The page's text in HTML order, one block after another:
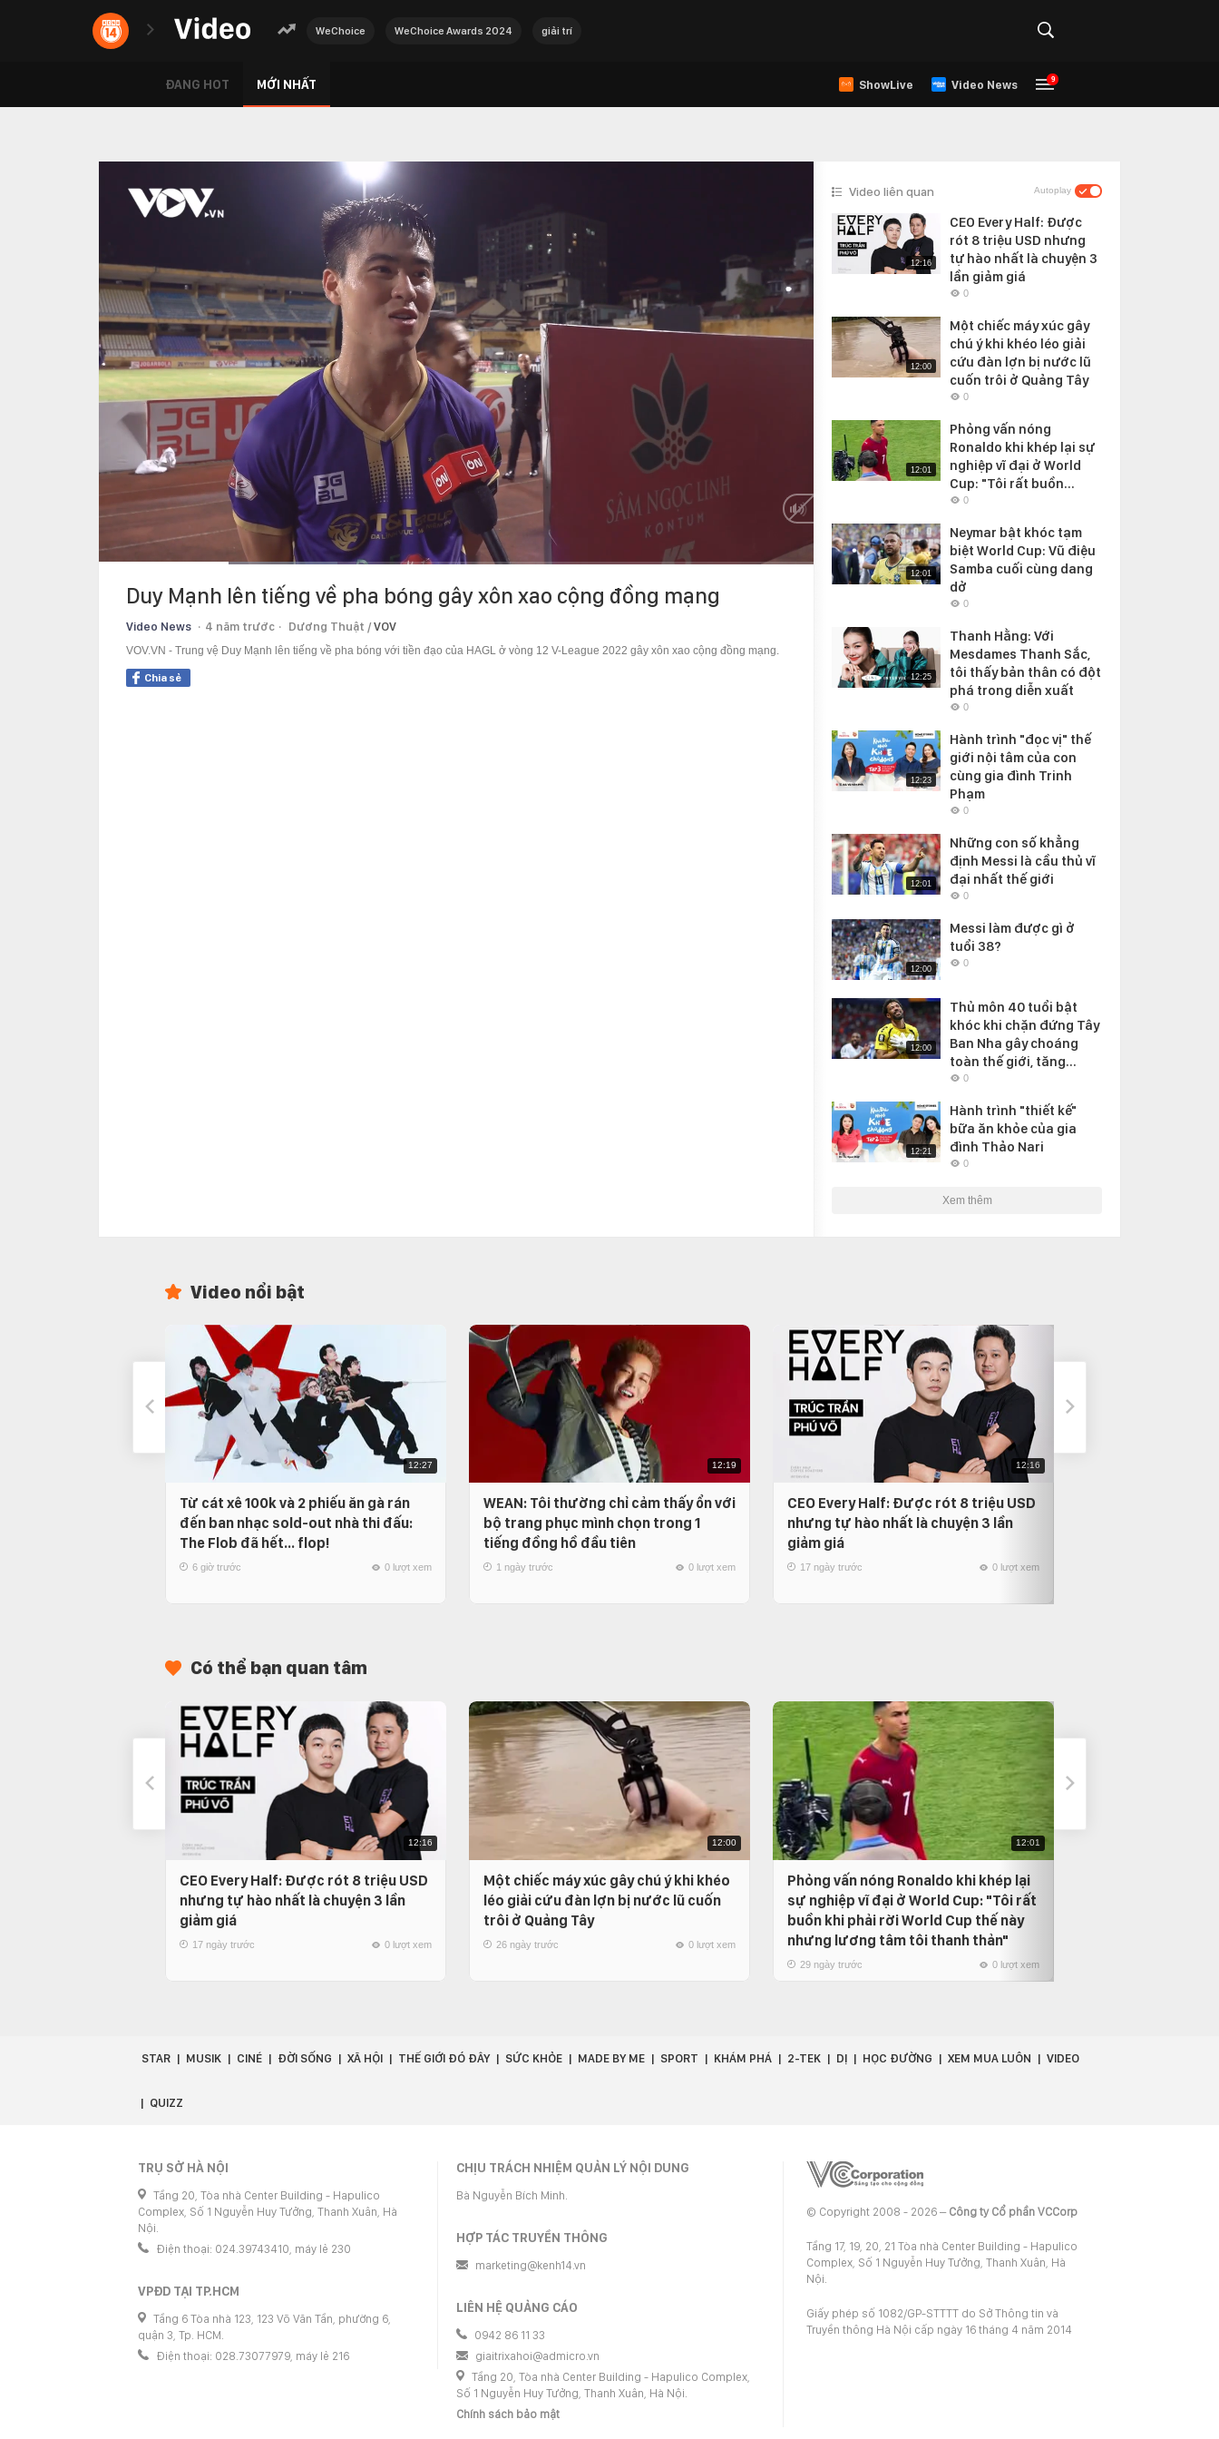
WeChoice WeChoice Awards 2024 giải trí
ĐANG HOT MỚI NHẤT ShowLive Video News 9
Time
Duy Mạnh lên tiếng về pha bóng gây xôn xao cộng đồng mạng
Video News 4 năm trước Dương Thuật /VOV
VOV.VN - Trung vệ Duy Mạnh lên tiếng về pha bóng với tiền đạo của HAGL ở vòng 12 V-League 2022 gây xôn xao cộng đồng mạng.
Chia sẻ
Video liên quan Autoplay
12:16
CEO Every Half: Được
rót 8 triệu USD nhưng
tự hào nhất là chuyện 3
lần giảm giá
0
12:00
Một chiếc máy xúc gây
chú ý khi khéo léo giải
cứu đàn lợn bị nước lũ
cuốn trôi ở Quảng Tây
0
12:01
Phỏng vấn nóng
Ronaldo khi khép lại sự
nghiệp vĩ đại ở World
Cup: "Tôi rất buồn...
0
12:01
Neymar bật khóc tạm
biệt World Cup: Vũ điệu
Samba cuối cùng dang
dở
0
12:25
Thanh Hằng: Với
Mesdames Thanh Sắc,
tôi thấy bản thân có đột
phá trong diễn xuất
0
12:23
Hành trình "đọc vị" thế
giới nội tâm của con
cùng gia đình Trinh
Phạm
0
12:01
Những con số khẳng
định Messi là cầu thủ vĩ
đại nhất thế giới
0
12:00
Messi làm được gì ở
tuổi 38?
0
12:00
Thủ môn 40 tuổi bật
khóc khi chặn đứng Tây
Ban Nha gây choáng
toàn thế giới, tăng...
0
12:21
Hành trình "thiết kế"
bữa ăn khỏe của gia
đình Thảo Nari
0
Xem thêm
Video nổi bật
12:27
Từ cát xê 100k và 2 phiếu ăn gà rán
đến ban nhạc sold-out nhà thi đấu:
The Flob đã hết… flop!
6 giờ trước 0 lượt xem
12:19
WEAN: Tôi thường chỉ cảm thấy ổn với
bộ trang phục mình chọn trong 1
tiếng đồng hồ đầu tiên
1 ngày trước 0 lượt xem
12:16
CEO Every Half: Được rót 8 triệu USD
nhưng tự hào nhất là chuyện 3 lần
giảm giá
17 ngày trước 0 lượt xem
Có thể bạn quan tâm
12:16
CEO Every Half: Được rót 8 triệu USD
nhưng tự hào nhất là chuyện 3 lần
giảm giá
17 ngày trước 0 lượt xem
12:00
Một chiếc máy xúc gây chú ý khi khéo
léo giải cứu đàn lợn bị nước lũ cuốn
trôi ở Quảng Tây
26 ngày trước 0 lượt xem
12:01
Phỏng vấn nóng Ronaldo khi khép lại
sự nghiệp vĩ đại ở World Cup: "Tôi rất
buồn khi phải rời World Cup thế này
nhưng lương tâm tôi thanh thản"
29 ngày trước 0 lượt xem
STAR MUSIK CINÉ ĐỜI SỐNG XÃ HỘI THẾ GIỚI ĐÓ ĐÂY SỨC KHỎE MADE BY ME SPORT KHÁM PHÁ 2-TEK DỊ HỌC ĐƯỜNG XEM MUA LUÔN VIDEO
QUIZZ
TRỤ SỞ HÀ NỘI
Tầng 20, Tòa nhà Center Building - Hapulico
Complex, Số 1 Nguyễn Huy Tưởng, Thanh Xuân, Hà
Nội.
Điện thoại: 024.39743410, máy lẻ 230
VPĐD TẠI TP.HCM
Tầng 6 Tòa nhà 123, 123 Võ Văn Tần, phường 6,
quận 3, Tp. HCM.
Điện thoại: 028.73077979, máy lẻ 216
CHỊU TRÁCH NHIỆM QUẢN LÝ NỘI DUNG
Bà Nguyễn Bích Minh.
HỢP TÁC TRUYỀN THÔNG
marketing@kenh14.vn
LIÊN HỆ QUẢNG CÁO
0942 86 11 33
giaitrixahoi@admicro.vn
Tầng 20, Tòa nhà Center Building - Hapulico Complex,
Số 1 Nguyễn Huy Tưởng, Thanh Xuân, Hà Nội.
Chính sách bảo mật
© Copyright 2008 - 2026 – Công ty Cổ phần VCCorp
Tầng 17, 19, 20, 21 Tòa nhà Center Building - Hapulico
Complex, Số 1 Nguyễn Huy Tưởng, Thanh Xuân, Hà
Nội.
Giấy phép số 1082/GP-STTTT do Sở Thông tin và
Truyền thông Hà Nội cấp ngày 16 tháng 4 năm 2014